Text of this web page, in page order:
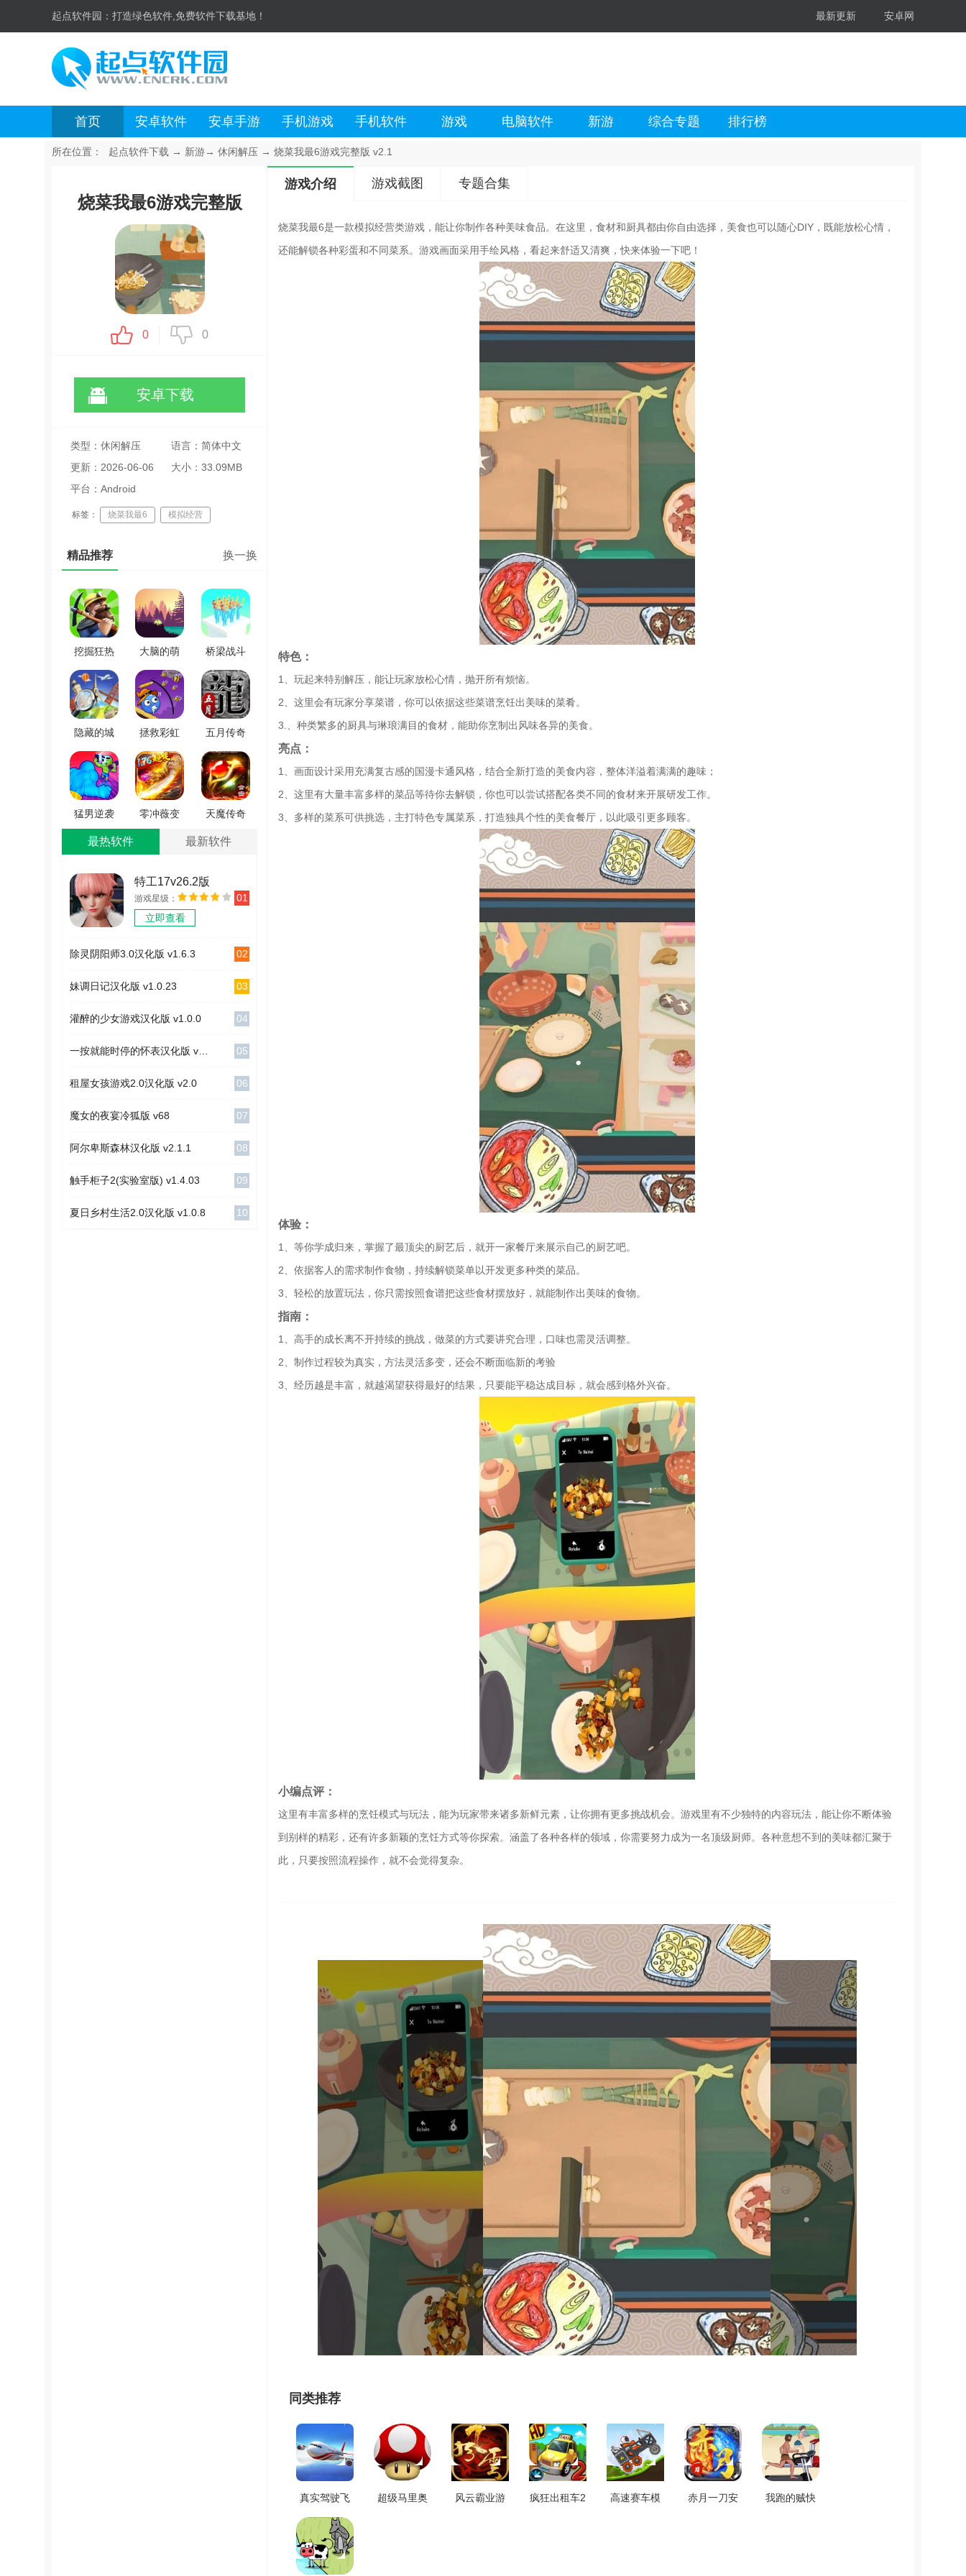
起点软件园： 打造绿色软件,免费软件下载基地！ 最新更新 安卓网
首页 安卓软件 安卓手游 手机游戏 手机软件 游戏 电脑软件 新游 综合专题 排行榜
所在位置： 起点软件下载 → 新游→ 休闲解压 → 烧菜我最6游戏完整版 v2.1
烧菜我最6游戏完整版
0 0
安卓下载
类型：休闲解压
语言：简体中文
更新：2026-06-06
23:16:22
大小：33.09MB
平台：Android
标签： 烧菜我最6 模拟经营
精品推荐 换一换
挖掘狂热
游戏纯净
版 v0.10.0
大脑的萌
芽
(GerminationofBrain)
免费原版
V1.1
桥梁战斗
3D(BridgeBattle)
手游免费
版
隐藏的城
市冒险
(HiddenCityAdventure)
安卓版
v4.0.1
拯救彩虹
怪物
(RainbowMonster:DrawToSave)
通用版
五月传奇
游戏官网
版 V4.4.5
猛男逆袭
记手机版
V1.0.1
零冲薇变
手机版
天魔传奇
最热软件 最新软件
特工17v26.2版
v26.2
游戏星级：
立即查看
01
除灵阴阳师3.0汉化版 v1.6.3 02
妹调日记汉化版 v1.0.23 03
灌醉的少女游戏汉化版 v1.0.0 04
05
租屋女孩游戏2.0汉化版 v2.0 06
魔女的夜宴冷狐版 v68 07
阿尔卑斯森林汉化版 v2.1.1 08
触手柜子2(实验室版) v1.4.03 09
夏日乡村生活2.0汉化版 v1.0.8 10
游戏介绍 游戏截图 专题合集
烧菜我最6是一款模拟经营类游戏，能让你制作各种美味食品。在这里，食材和厨具都由你自由选择，美食也可以随心DIY，既能放松心情，
还能解锁各种彩蛋和不同菜系。游戏画面采用手绘风格，看起来舒适又清爽，快来体验一下吧！
特色：
1、玩起来特别解压，能让玩家放松心情，抛开所有烦恼。
2、这里会有玩家分享菜谱，你可以依据这些菜谱烹饪出美味的菜肴。
3.、种类繁多的厨具与琳琅满目的食材，能助你烹制出风味各异的美食。
亮点：
1、画面设计采用充满复古感的国漫卡通风格，结合全新打造的美食内容，整体洋溢着满满的趣味；
2、这里有大量丰富多样的菜品等待你去解锁，你也可以尝试搭配各类不同的食材来开展研发工作。
3、多样的菜系可供挑选，主打特色专属菜系，打造独具个性的美食餐厅，以此吸引更多顾客。
体验：
1、等你学成归来，掌握了最顶尖的厨艺后，就开一家餐厅来展示自己的厨艺吧。
2、依据客人的需求制作食物，持续解锁菜单以开发更多种类的菜品。
3、轻松的放置玩法，你只需按照食谱把这些食材摆放好，就能制作出美味的食物。
指南：
1、高手的成长离不开持续的挑战，做菜的方式要讲究合理，口味也需灵活调整。
2、制作过程较为真实，方法灵活多变，还会不断面临新的考验
3、经历越是丰富，就越渴望获得最好的结果，只要能平稳达成目标，就会感到格外兴奋。
小编点评：
这里有丰富多样的烹饪模式与玩法，能为玩家带来诸多新鲜元素，让你拥有更多挑战机会。游戏里有不少独特的内容玩法，能让你不断体验
到别样的精彩，还有许多新颖的烹饪方式等你探索。涵盖了各种各样的领域，你需要努力成为一名顶级厨师。各种意想不到的美味都汇聚于
此，只要按照流程操作，就不会觉得复杂。
同类推荐
真实驾驶飞
机3D免费原
版 V2.1.4
超级马里奥
风云霸业游
疯狂出租车2
高速赛车模
赤月一刀安
我跑的贼快